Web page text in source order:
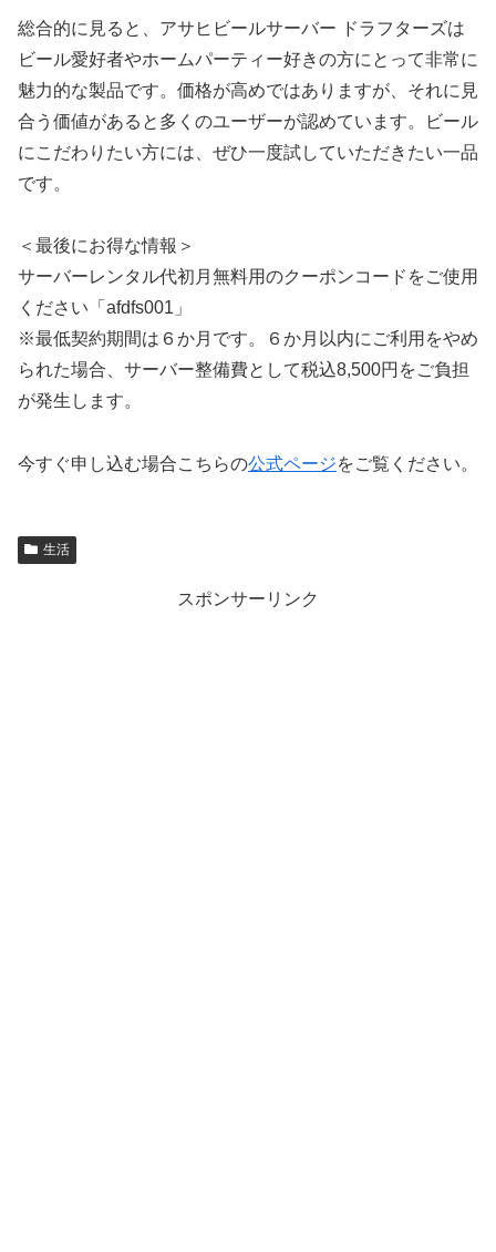
総合的に見ると、アサヒビールサーバー ドラフターズは
ビール愛好者やホームパーティー好きの方にとって非常に
魅力的な製品です。価格が高めではありますが、それに見
合う価値があると多くのユーザーが認めています。ビール
にこだわりたい方には、ぜひ一度試していただきたい一品
です。
＜最後にお得な情報＞
サーバーレンタル代初月無料用のクーポンコードをご使用
ください 「afdfs001」
※最低契約期間は６か月です。６か月以内にご利用をやめ
られた場合、サーバー整備費として税込8,500円をご負担
が発生します。
今すぐ申し込む場合こちらの公式ページをご覧ください。
生活
スポンサーリンク